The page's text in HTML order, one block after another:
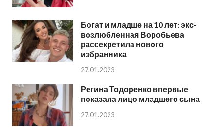
Богат и младше на 10 лет: экс-
возлюбленная Воробьева
рассекретила нового
избранника
27.01.2023
Регина Тодоренко впервые
показала лицо младшего сына
27.01.2023